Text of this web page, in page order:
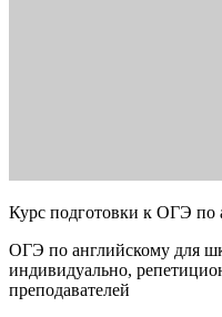
Курс подготовки к ОГЭ по
ОГЭ по английскому для
индивидуально,
преподавателей